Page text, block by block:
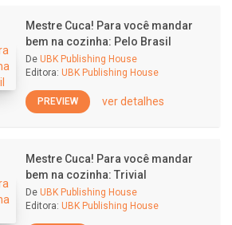
Mestre Cuca! Para você mandar
bem na cozinha: Pelo Brasil
De UBK Publishing House
Editora: UBK Publishing House
PREVIEW ver detalhes
Mestre Cuca! Para você mandar
bem na cozinha: Trivial
De UBK Publishing House
Editora: UBK Publishing House